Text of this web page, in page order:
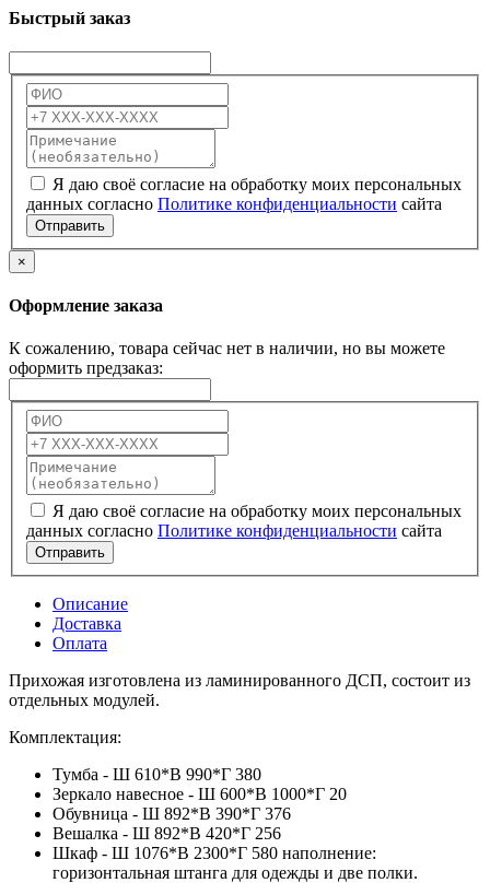
Быстрый заказ
Я даю своё согласие на обработку моих персональных
данных согласно Политике конфиденциальности сайта
Отправить
×
Оформление заказа
К сожалению, товара сейчас нет в наличии, но вы можете
оформить предзаказ:
Я даю своё согласие на обработку моих персональных
данных согласно Политике конфиденциальности сайта
Отправить
Описание
Доставка
Оплата
Прихожая изготовлена из ламинированного ДСП, состоит из
отдельных модулей.
Комплектация:
Тумба - Ш 610*В 990*Г 380
Зеркало навесное - Ш 600*В 1000*Г 20
Обувница - Ш 892*В 390*Г 376
Вешалка - Ш 892*В 420*Г 256
Шкаф - Ш 1076*В 2300*Г 580 наполнение:
горизонтальная штанга для одежды и две полки.